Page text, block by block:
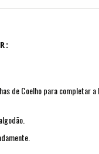
de Coelho para completar